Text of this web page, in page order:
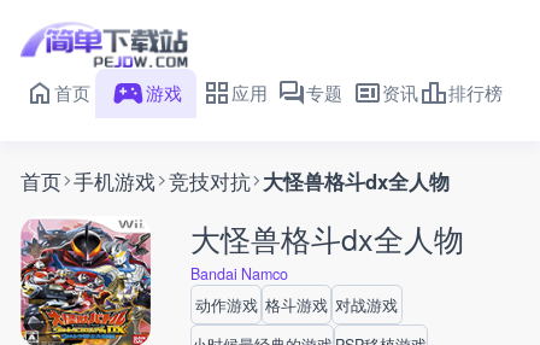
首页 游戏 应用 专题 资讯 排行榜
首页 手机游戏 竞技对抗 大怪兽格斗dx全人物
大怪兽格斗dx全人物
Bandai Namco
动作游戏 格斗游戏 对战游戏